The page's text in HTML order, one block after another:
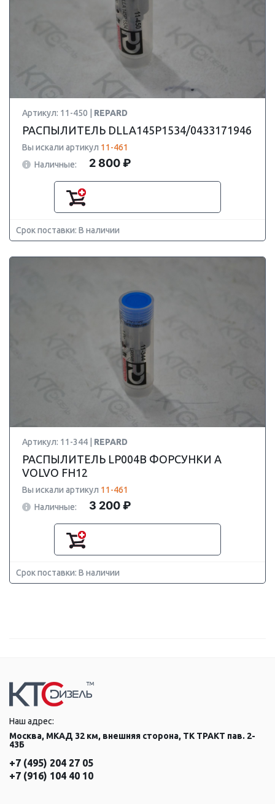
Артикул: 11-450 | REPARD
РАСПЫЛИТЕЛЬ DLLA145P1534/0433171946
Вы искали артикул 11-461
Наличные:
2 800 ₽
Срок поставки: В наличии
Артикул: 11-344 | REPARD
РАСПЫЛИТЕЛЬ LP004B ФОРСУНКИ A
VOLVO FH12
Вы искали артикул 11-461
Наличные:
3 200 ₽
Срок поставки: В наличии
Наш адрес:
Москва, МКАД 32 км, внешняя сторона, ТК ТРАКТ пав. 2-
43Б
+7 (495) 204 27 05
+7 (916) 104 40 10